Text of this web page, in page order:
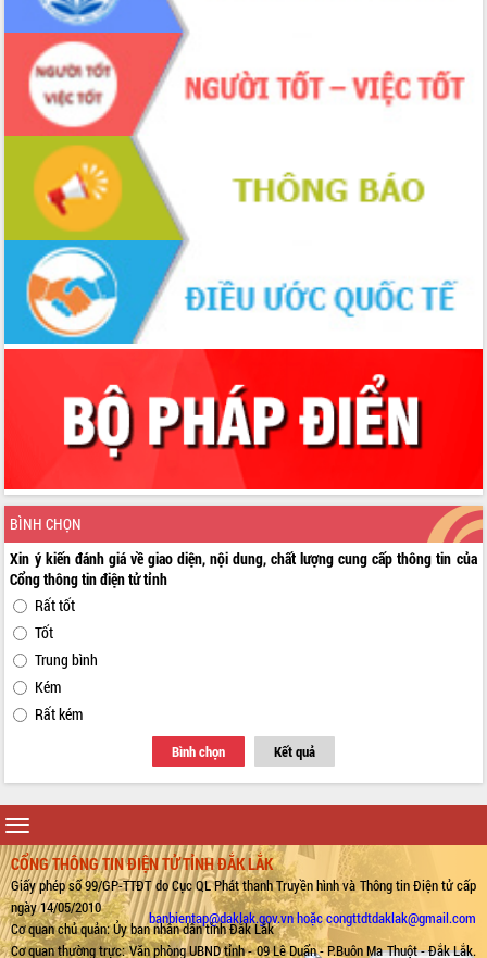
BÌNH CHỌN
Xin ý kiến đánh giá về giao diện, nội dung, chất lượng cung cấp thông tin của
Cổng thông tin điện tử tỉnh
Rất tốt
Tốt
Trung bình
Kém
Rất kém
Bình chọn Kết quả
Toggle
navigation
CỔNG THÔNG TIN ĐIỆN TỬ TỈNH ĐẮK LẮK
Giấy phép số 99/GP-TTĐT do Cục QL Phát thanh Truyền hình và Thông tin Điện tử cấp
ngày 14/05/2010
Cơ quan chủ quản: Ủy ban nhân dân tỉnh Đắk Lắk
Cơ quan thường trực: Văn phòng UBND tỉnh - 09 Lê Duẩn - P.Buôn Ma Thuột - Đắk Lắk.
banbientap@daklak.gov.vn hoặc congttdtdaklak@gmail.com